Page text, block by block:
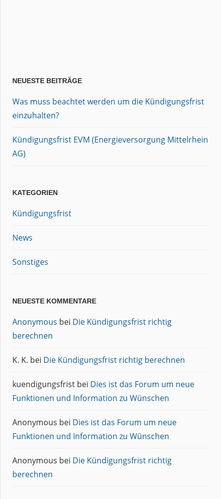
NEUESTE BEITRÄGE
Was muss beachtet werden um die Kündigungsfrist
einzuhalten?
Kündigungsfrist EVM (Energieversorgung Mittelrhein
AG)
KATEGORIEN
Kündigungsfrist
News
Sonstiges
NEUESTE KOMMENTARE
Anonymous bei Die Kündigungsfrist richtig
berechnen
K. K. bei Die Kündigungsfrist richtig berechnen
kuendigungsfrist bei Dies ist das Forum um neue
Funktionen und Information zu Wünschen
Anonymous bei Dies ist das Forum um neue
Funktionen und Information zu Wünschen
Anonymous bei Die Kündigungsfrist richtig
berechnen